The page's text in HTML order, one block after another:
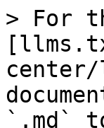
> For
`.md`